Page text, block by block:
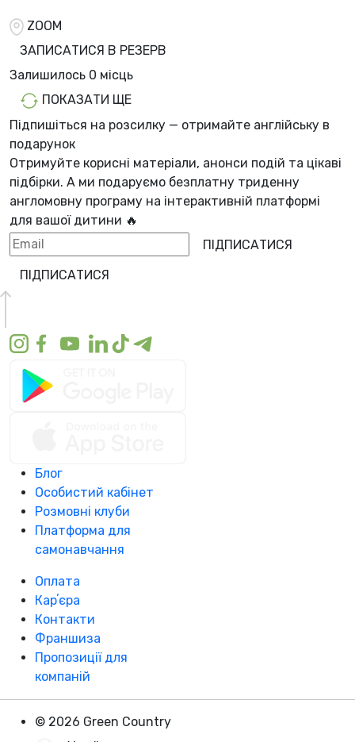
ZOOM
ЗАПИСАТИСЯ В РЕЗЕРВ
Залишилось 0 місць
ПОКАЗАТИ ЩЕ
Підпишіться на розсилку — отримайте англійську в
подарунок
Отримуйте корисні матеріали, анонси подій та цікаві
підбірки. А ми подаруємо безплатну триденну
англомовну програму на інтерактивній платформі
для вашої дитини 🔥
ПІДПИСАТИСЯ
ПІДПИСАТИСЯ
Блог
Особистий кабінет
Розмовні клуби
Платформа для
самонавчання
Оплата
Карʼєра
Контакти
Франшиза
Пропозиції для
компаній
© 2026 Green Country